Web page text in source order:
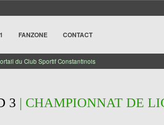
FANZONE CONTACT
du Club Sportif Constantinois
3 | CHAMPIONNAT DE